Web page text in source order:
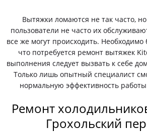
Вытяжки ломаются не так часто,
пользователи не часто их
все же могут происходить. Необходимо
что потребуется ремонт вытяжек
выполнения следует вызвать к себе
Только лишь опытный специалист
нормальную эффективность
Ремонт
Грохольский